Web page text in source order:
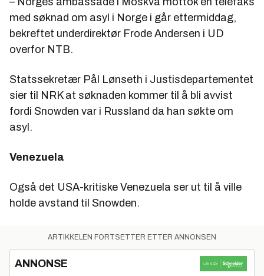
med søknad om asyl i Norge i går ettermiddag,
bekreftet underdirektør Frode Andersen i UD
overfor NTB.
Statssekretær Pål Lønseth i Justisdepartementet
sier til NRK at søknaden kommer til å bli avvist
fordi Snowden var i Russland da han søkte om
asyl.
Venezuela
Også det USA-kritiske Venezuela ser ut til å ville
holde avstand til Snowden.
ARTIKKELEN FORTSETTER ETTER ANNONSEN
ANNONSE